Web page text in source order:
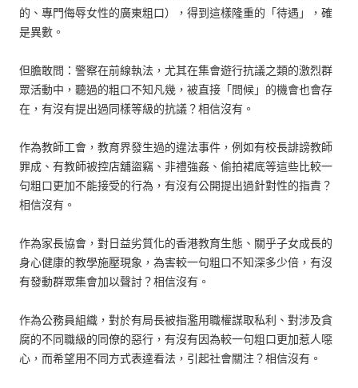
的、專門侮辱女性的廣東粗口），得到這樣隆重的「待遇」，確
是異數。
但膽敢問：警察在前線執法，尤其在集會遊行抗議之類的激烈群
眾活動中，聽過的粗口不知凡幾，被直接「問候」的機會也會存
在，有沒有提出過同樣等級的抗議？相信沒有。
作為教師工會，教育界發生過的違法事件，例如有校長誹謗教師
罪成、有教師被控店舖盜竊、非禮強姦、偷拍裙底等這些比較一
句粗口更加不能接受的行為，有沒有公開提出過針對性的指責？
相信沒有。
作為家長協會，對日益劣質化的香港教育生態、關乎子女成長的
身心健康的教學施壓現象，為害較一句粗口不知深多少倍，有沒
有發動群眾集會加以聲討？相信沒有。
作為公務員組織，對於有局長被指濫用職權謀取私利、對涉及貪
腐的不同職級的同僚的惡行，有沒有因為較一句粗口更加惹人噁
心，而希望用不同方式表達看法，引起社會關注？相信沒有。